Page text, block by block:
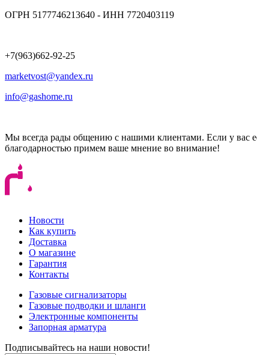
ОГРН 5177746213640 - ИНН 7720403119
+7(963)662-92-25
marketvost@yandex.ru
info@gashome.ru
Мы всегда рады общению с нашими клиентами. Если у вас
благодарностью примем ваше мнение во внимание!
Новости
Как купить
Доставка
О магазине
Гарантия
Контакты
Газовые сигнализаторы
Газовые подводки и шланги
Электронные компоненты
Запорная арматура
Подписывайтесь на наши новости!